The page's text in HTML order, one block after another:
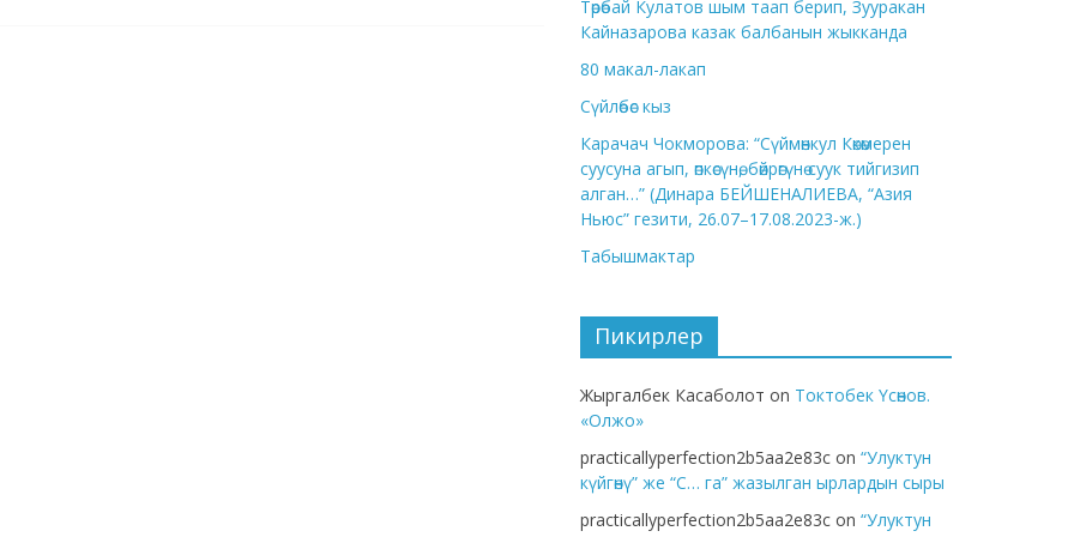
Төрөбай Кулатов шым таап берип, Зууракан
Кайназарова казак балбанын жыкканда
80 макал-лакап
Сүйлөбөс кыз
Карачач Чокморова: “Сүймөнкул Көкөмерен
суусуна агып, өпкөсүнө, бөйрөгүнө суук тийгизип
алган…” (Динара БЕЙШЕНАЛИЕВА, “Азия
Ньюс” гезити, 26.07–17.08.2023-ж.)
Табышмактар
Пикирлер
Жыргалбек Касаболот on Токтобек Үсөнов.
«Олжо»
practicallyperfection2b5aa2e83c on “Улуктун
күйгөнү” же “С… га” жазылган ырлардын сыры
practicallyperfection2b5aa2e83c on “Улуктун